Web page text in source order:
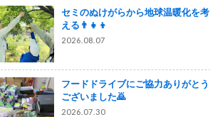
セミのぬけがらから地球温暖化を考
える👨‍👧‍👦
2026.08.07
フードドライブにご協力ありがとう
ございました🙇
2026.07.30